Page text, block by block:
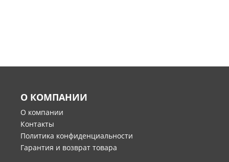
О КОМПАНИИ
О компании
Контакты
Политика конфиденциальности
Гарантия и возврат товара